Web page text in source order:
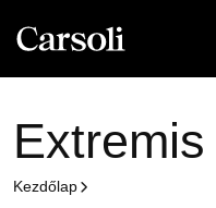
Extremis
Kezdőlap